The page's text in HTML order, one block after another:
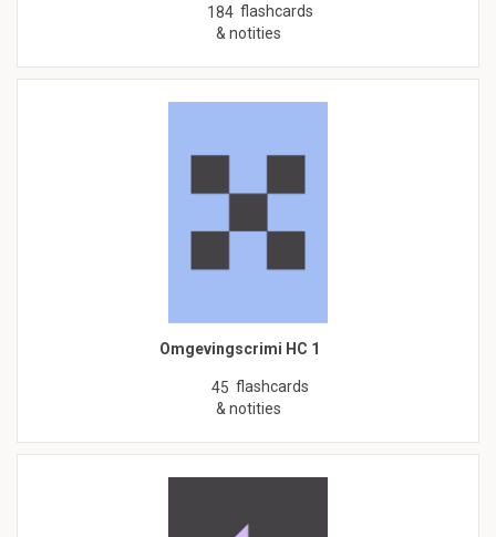
184 flashcards
& notities
Omgevingscrimi HC 1
45 flashcards
& notities